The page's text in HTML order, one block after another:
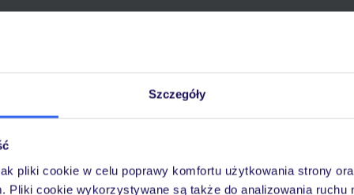
Szczegóły
pliki cookie w celu poprawy komfortu użytkowania strony
Pliki cookie wykorzystywane są także do analizowania ruchu
Dlaczego warto wybrać TUI?
30 lat w Polsce
Tylko u nas opieka na
wakacjach 24/7
10